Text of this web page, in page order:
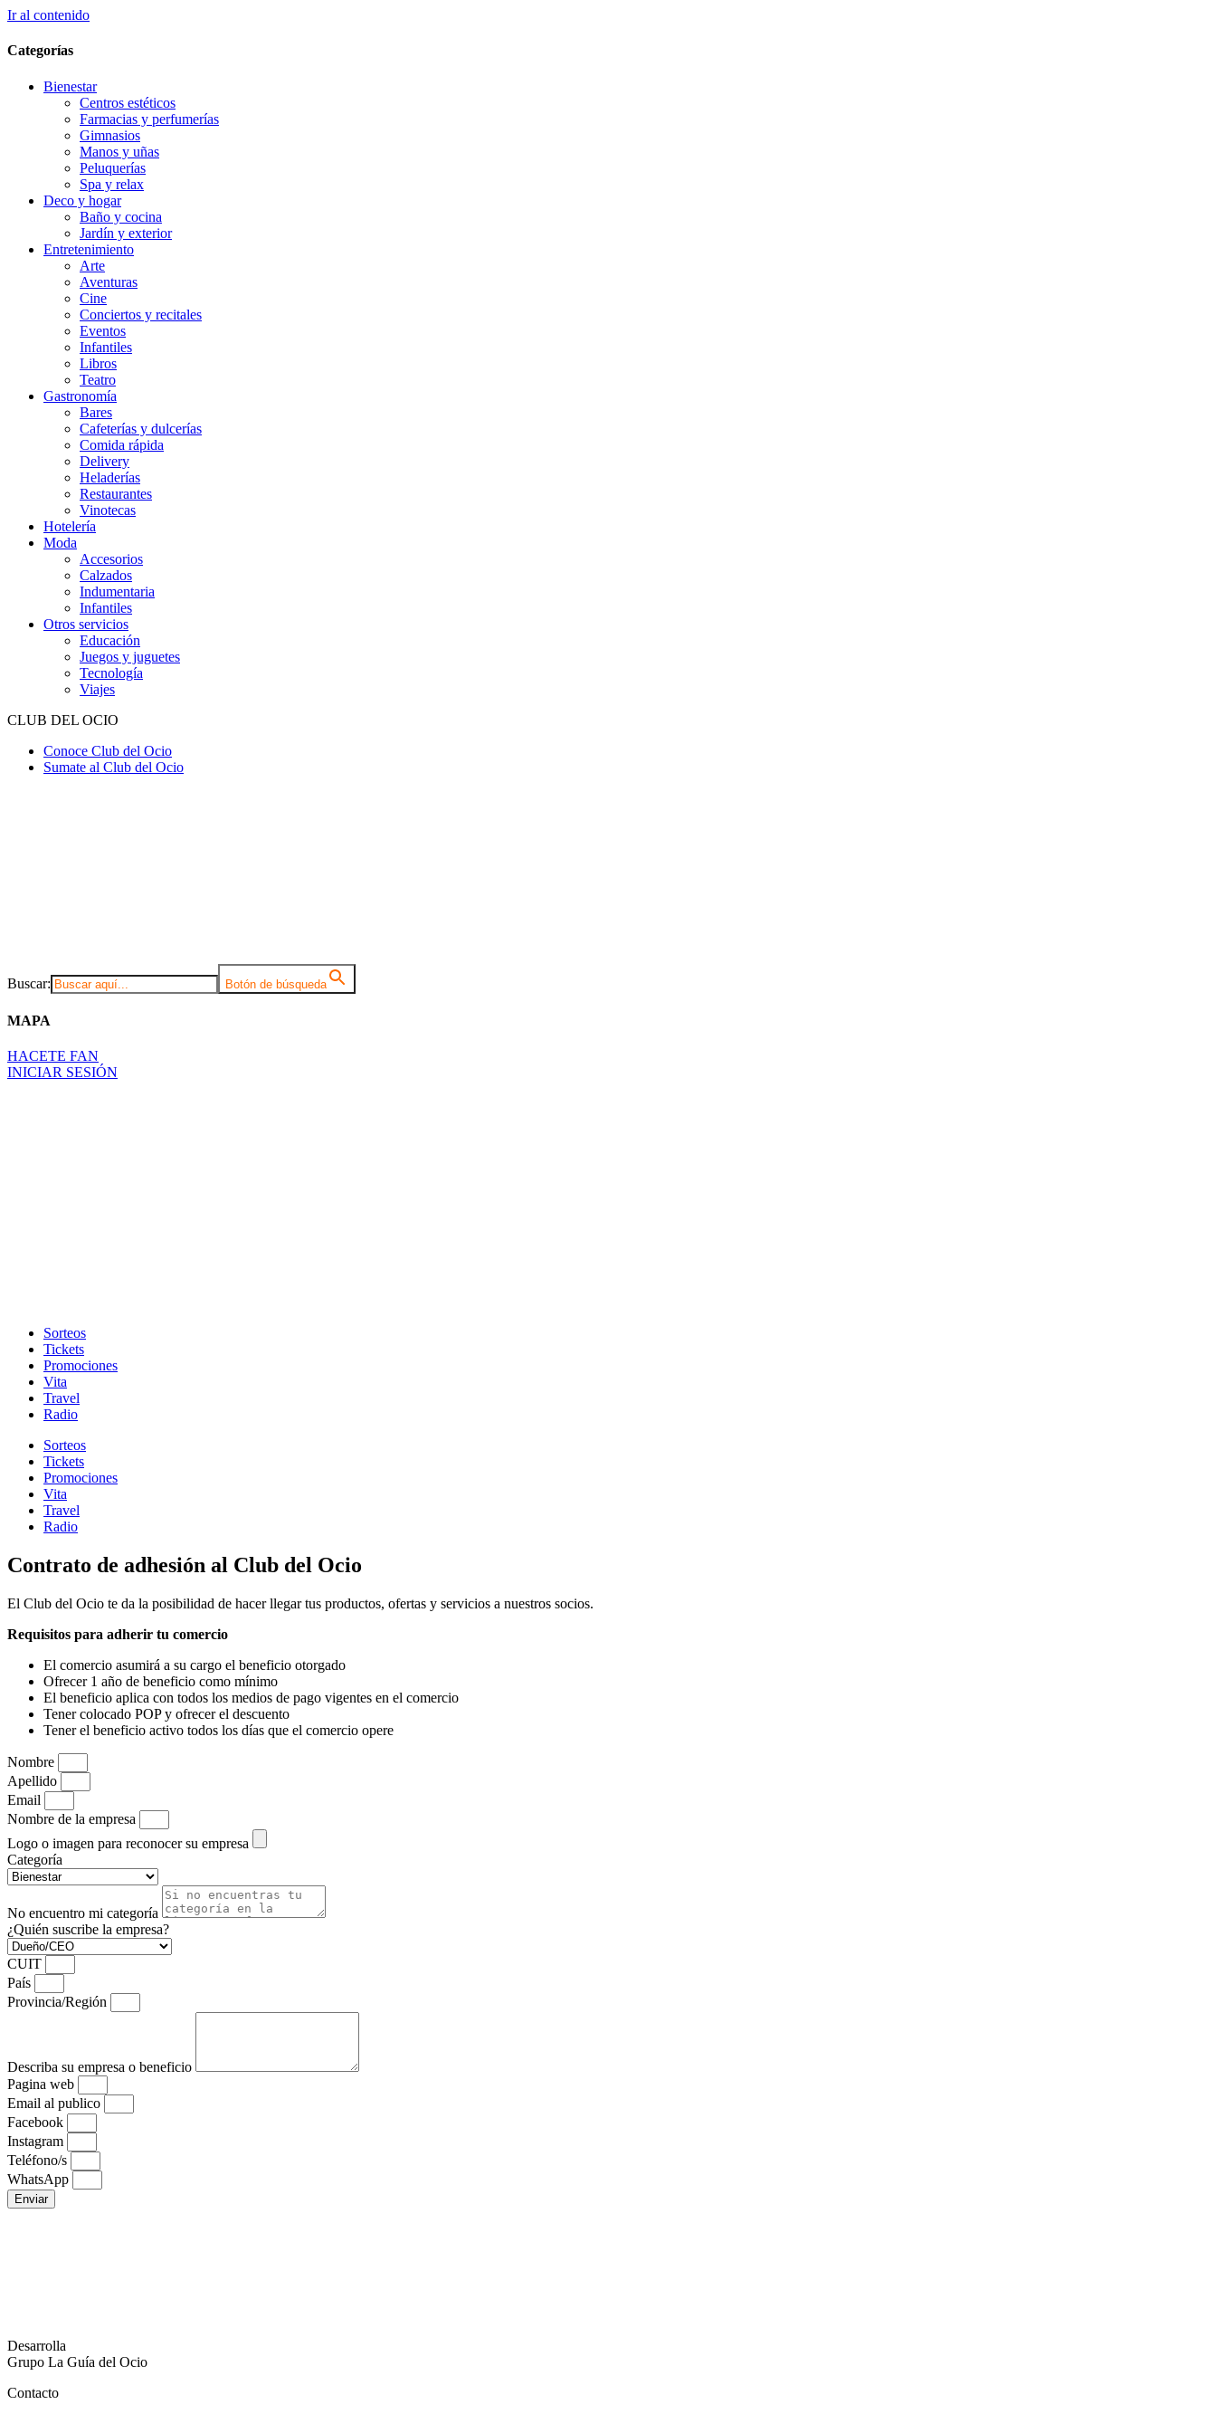
Ir al contenido
Categorías
Bienestar
Centros estéticos
Farmacias y perfumerías
Gimnasios
Manos y uñas
Peluquerías
Spa y relax
Deco y hogar
Baño y cocina
Jardín y exterior
Entretenimiento
Arte
Aventuras
Cine
Conciertos y recitales
Eventos
Infantiles
Libros
Teatro
Gastronomía
Bares
Cafeterías y dulcerías
Comida rápida
Delivery
Heladerías
Restaurantes
Vinotecas
Hotelería
Moda
Accesorios
Calzados
Indumentaria
Infantiles
Otros servicios
Educación
Juegos y juguetes
Tecnología
Viajes
CLUB DEL OCIO
Conoce Club del Ocio
Sumate al Club del Ocio
Buscar: Botón de búsqueda
MAPA
HACETE FAN
INICIAR SESIÓN
Sorteos
Tickets
Promociones
Vita
Travel
Radio
Sorteos
Tickets
Promociones
Vita
Travel
Radio
Contrato de adhesión al Club del Ocio
El Club del Ocio te da la posibilidad de hacer llegar tus productos, ofertas y servicios a nuestros socios.
Requisitos para adherir tu comercio
El comercio asumirá a su cargo el beneficio otorgado
Ofrecer 1 año de beneficio como mínimo
El beneficio aplica con todos los medios de pago vigentes en el comercio
Tener colocado POP y ofrecer el descuento
Tener el beneficio activo todos los días que el comercio opere
Nombre
Apellido
Email
Nombre de la empresa
Logo o imagen para reconocer su empresa
Categoría
No encuentro mi categoría
¿Quién suscribe la empresa?
CUIT
País
Provincia/Región
Describa su empresa o beneficio
Pagina web
Email al publico
Facebook
Instagram
Teléfono/s
WhatsApp
Enviar
Desarrolla
Grupo La Guía del Ocio
Contacto